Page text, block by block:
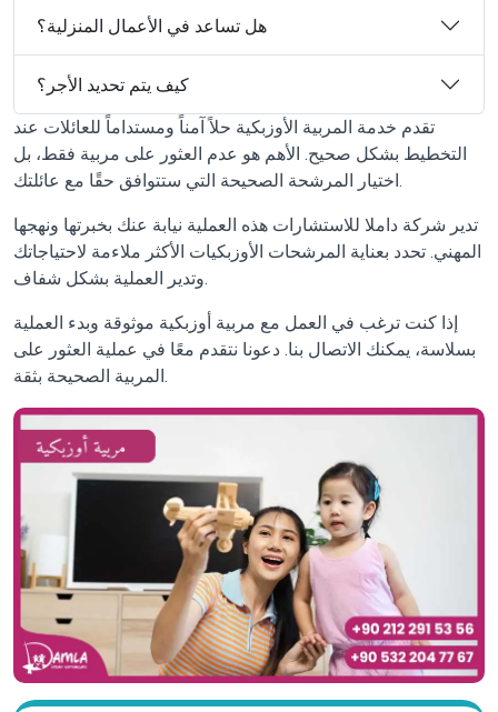
هل تساعد في الأعمال المنزلية؟
كيف يتم تحديد الأجر؟
تقدم خدمة المربية الأوزبكية حلاً آمناً ومستداماً للعائلات عند
التخطيط بشكل صحيح. الأهم هو عدم العثور على مربية فقط، بل
اختيار المرشحة الصحيحة التي ستتوافق حقًا مع عائلتك.
تدير شركة داملا للاستشارات هذه العملية نيابة عنك بخبرتها ونهجها
المهني. تحدد بعناية المرشحات الأوزبكيات الأكثر ملاءمة لاحتياجاتك
وتدير العملية بشكل شفاف.
إذا كنت ترغب في العمل مع مربية أوزبكية موثوقة وبدء العملية
بسلاسة، يمكنك الاتصال بنا. دعونا نتقدم معًا في عملية العثور على
المربية الصحيحة بثقة.